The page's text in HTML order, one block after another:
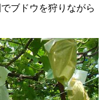
ブドウを狩りながら